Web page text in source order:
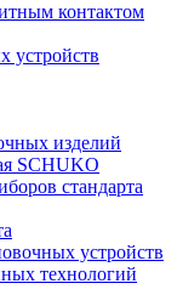
контактом
устройств
изделий
SCHUKO
стандарта
устройств
технологий